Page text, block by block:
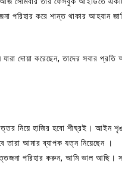
পরিহার করে শান্ত থাকার আহবান
দোয়া করেছেন, তাদের সবার প্রতি
নিয়ে হাজির হবো শীঘ্রই। আইন
তারা আমার ব্যাপক যত্ন নিয়েছেন ।
পরিহার করুন, আমি ভাল আছি।
১৭টি
আদর্শ সমাজ
ছাত্রসমাজ-